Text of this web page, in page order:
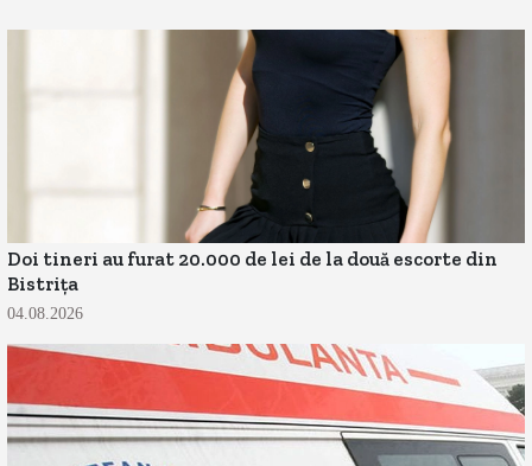
Doi tineri au furat 20.000 de lei de la două escorte din
Bistrița
04.08.2026